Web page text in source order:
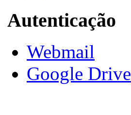
Autenticação
Webmail
Google Drive